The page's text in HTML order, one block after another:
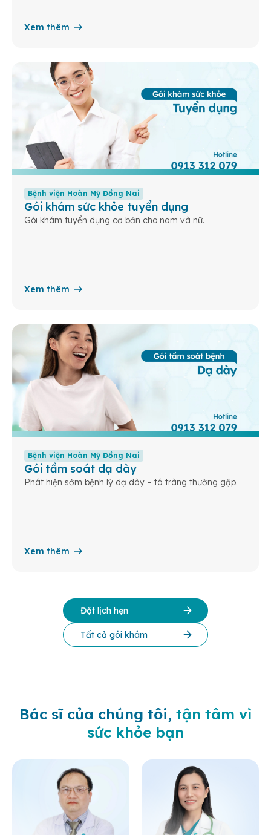
Xem thêm
Bệnh viện Hoàn Mỹ Đồng Nai
Gói khám sức khỏe tuyển dụng
Gói khám tuyển dụng cơ bản cho nam và nữ.
Xem thêm
Bệnh viện Hoàn Mỹ Đồng Nai
Gói tầm soát dạ dày
Phát hiện sớm bệnh lý dạ dày – tá tràng thường gặp.
Xem thêm
Đặt lịch hẹn
Tất cả gói khám
Bác sĩ của chúng tôi, tận tâm vì
sức khỏe bạn